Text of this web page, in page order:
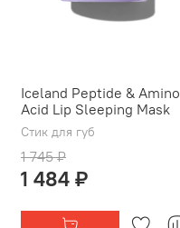
Iceland Peptide & Amino
Acid Lip Sleeping Mask
Стик для губ
1 745 ₽
1 484 ₽